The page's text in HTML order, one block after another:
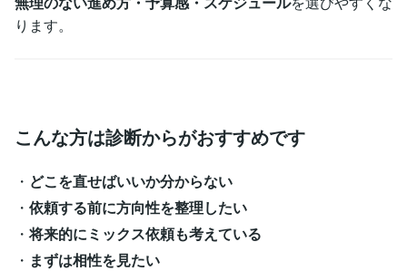
ります。
こんな方は診断からがおすすめです
・ どこを直せばいいか分からない
・ 依頼する前に方向性を整理したい
・将来的にミックス依頼も考えている
・ まずは相性を見たい